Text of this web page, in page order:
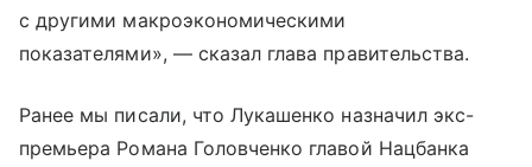
с другими макроэкономическими
показателями», — сказал глава правительства.
Ранее мы писали, что Лукашенко назначил экс-
премьера Романа Головченко главой Нацбанка